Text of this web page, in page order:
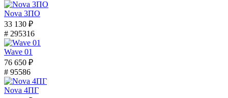
Nova 3ПО
33 130 ₽
# 295316
Wave 01
76 650 ₽
# 95586
Nova 4ПГ